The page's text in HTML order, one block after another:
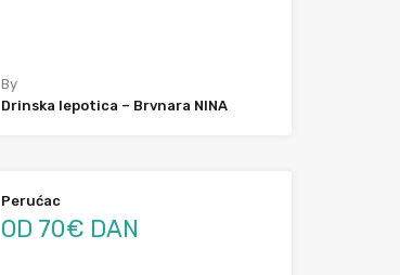
By
Drinska lepotica – Brvnara NINA
Perućac
OD 70€ DAN